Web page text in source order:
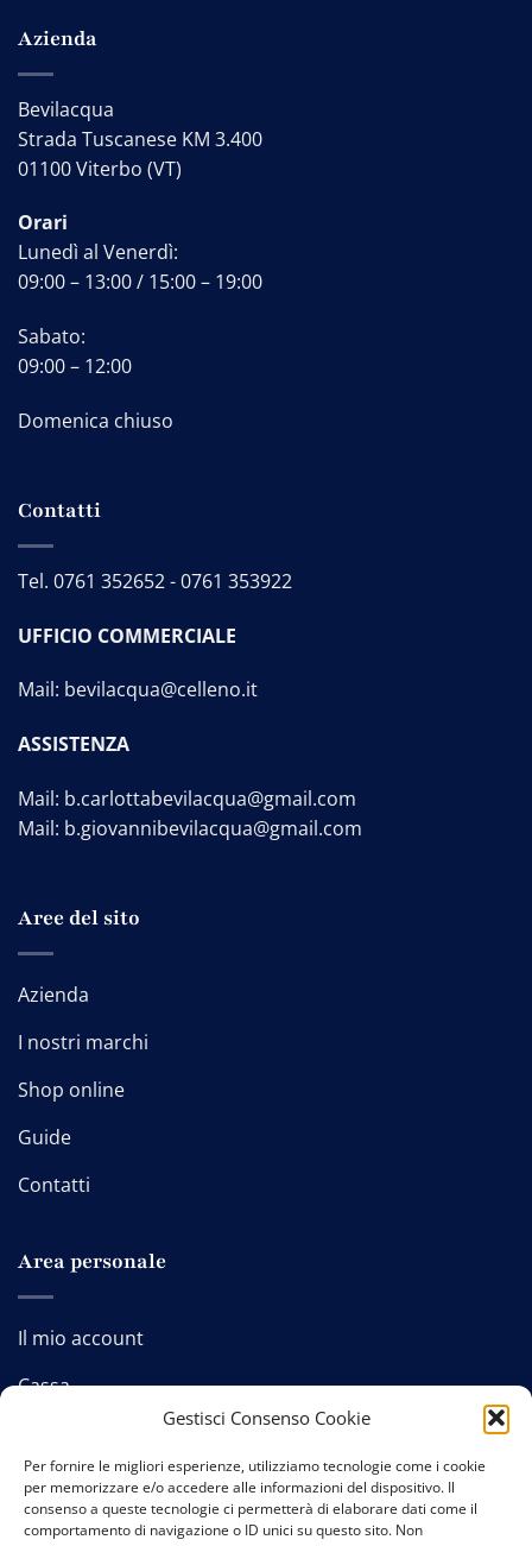
Gestisci Consenso Cookie
Per fornire le migliori esperienze, utilizziamo tecnologie come i cookie
per memorizzare e/o accedere alle informazioni del dispositivo. Il
consenso a queste tecnologie ci permetterà di elaborare dati come il
comportamento di navigazione o ID unici su questo sito. Non
Azienda
Bevilacqua
Strada Tuscanese KM 3.400
01100 Viterbo (VT)
Orari
Lunedì al Venerdì:
09:00 – 13:00 / 15:00 – 19:00
Sabato:
09:00 – 12:00
Domenica chiuso
Contatti
Tel. 0761 352652-0761 353922
UFFICIO COMMERCIALE
Mail: bevilacqua@celleno.it
ASSISTENZA
Mail: b.carlottabevilacqua@gmail.com
Mail: b.giovannibevilacqua@gmail.com
Aree del sito
Azienda
I nostri marchi
Shop online
Guide
Contatti
Area personale
Il mio account
Cassa